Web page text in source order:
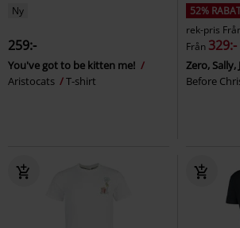
Ny
259:-
You've got to be kitten me!
Aristocats
T-shirt
52%
rek-pris
Från 329:-
Zero, Sally,
Before